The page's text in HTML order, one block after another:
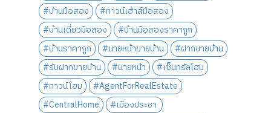
#บ้านมือสอง
#ทาวน์เฮ้าส์มือสอง
#บ้านเดี่ยวมือสอง
#บ้านมือสองราคาถูก
#บ้านราคาถูก
#นายหน้าขายบ้าน
#ฝากขายบ้าน
#รับฝากขายบ้าน
#นายหน้า
#เซ็นทรัลโฮม
#ทาวน์โฮม
#AgentForRealEstate
#CentralHome
#เมืองประชา